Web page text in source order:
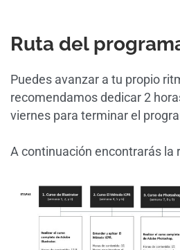
Ruta del
Puedes avanzar a tu propio
recomendamos dedicar 2
viernes para terminar el
A continuación encontrarás la